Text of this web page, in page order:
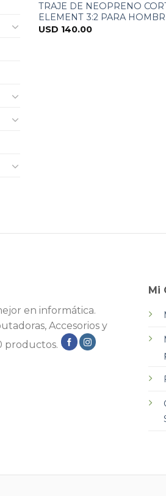
TRAJE DE NEOPRENO
ELEMENT 3:2 PARA
USD 140.00
en informática.
Accesorios y
productos.
Mi